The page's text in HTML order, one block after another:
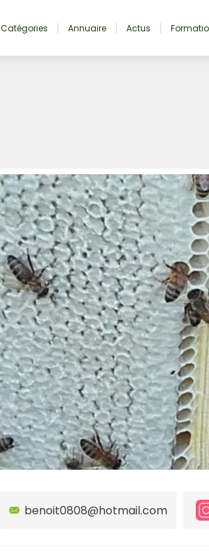
Catégories Annuaire Actus
benoit0808@hotmail.com